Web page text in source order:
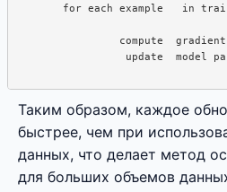
for each example   in
compute
update  model
Таким образом, каждое
быстрее, чем при
данных, что делает метод
для больших объемов